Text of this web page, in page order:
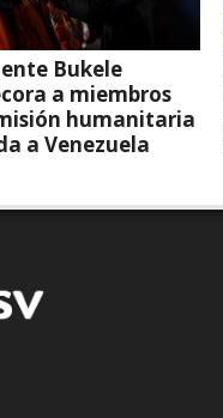
Bukele
a miembros
humanitaria
a Venezuela